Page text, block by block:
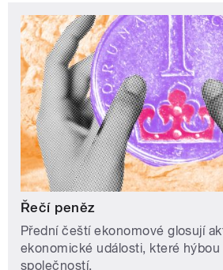
Řečí peněz
Přední čeští ekonomové glosují
ekonomické události, které
společností.